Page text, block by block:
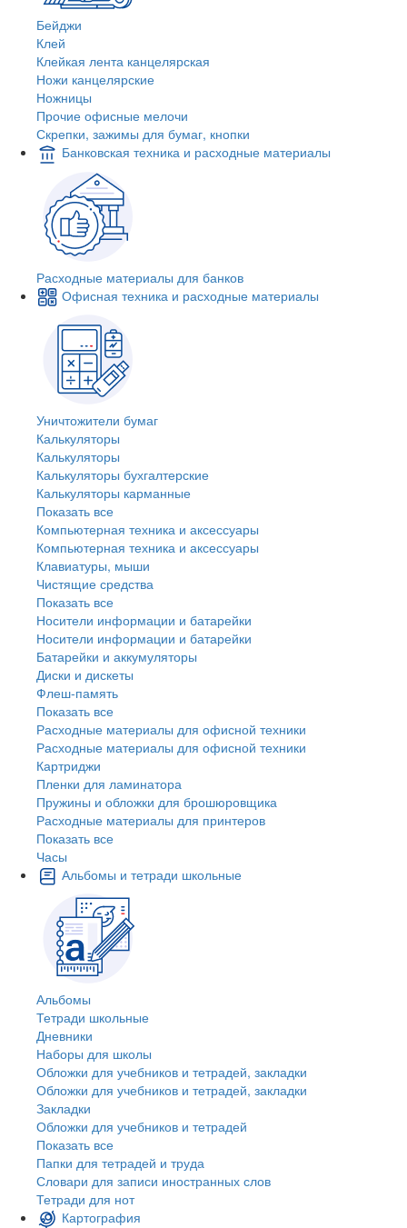
Бейджи
Клей
Клейкая лента канцелярская
Ножи канцелярские
Ножницы
Прочие офисные мелочи
Скрепки, зажимы для бумаг, кнопки
Банковская техника и расходные материалы
Расходные материалы для банков
Офисная техника и расходные материалы
Уничтожители бумаг
Калькуляторы
Калькуляторы
Калькуляторы бухгалтерские
Калькуляторы карманные
Показать все
Компьютерная техника и аксессуары
Компьютерная техника и аксессуары
Клавиатуры, мыши
Чистящие средства
Показать все
Носители информации и батарейки
Носители информации и батарейки
Батарейки и аккумуляторы
Диски и дискеты
Флеш-память
Показать все
Расходные материалы для офисной техники
Расходные материалы для офисной техники
Картриджи
Пленки для ламинатора
Пружины и обложки для брошюровщика
Расходные материалы для принтеров
Показать все
Часы
Альбомы и тетради школьные
Альбомы
Тетради школьные
Дневники
Наборы для школы
Обложки для учебников и тетрадей, закладки
Обложки для учебников и тетрадей, закладки
Закладки
Обложки для учебников и тетрадей
Показать все
Папки для тетрадей и труда
Словари для записи иностранных слов
Тетради для нот
Картография